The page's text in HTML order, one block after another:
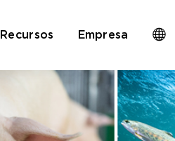
Recursos Empresa